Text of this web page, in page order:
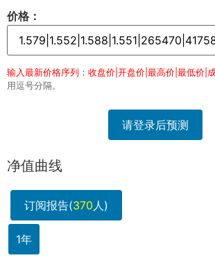
价格：
输入最新价格序列：收盘价|开盘价|最高价|最低价|
用逗号分隔。
请登录后预测
净值曲线
订阅报告(370人)
1年